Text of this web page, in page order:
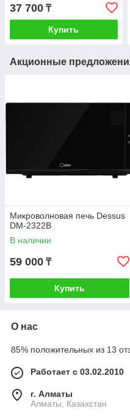
37 700 ₸
Купить
Акционные
Микроволновая печь Dessus
DM-2322B
В наличии
59 000 ₸
Купить
О нас
85% положительных из 13
Работает с 03.02.2010
г. Алматы
Алматы, Казахстан